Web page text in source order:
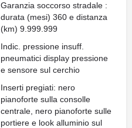
Garanzia soccorso stradale :
durata (mesi) 360 e distanza
(km) 9.999.999
Indic. pressione insuff.
pneumatici display pressione
e sensore sul cerchio
Inserti pregiati: nero
pianoforte sulla consolle
centrale, nero pianoforte sulle
portiere e look alluminio sul